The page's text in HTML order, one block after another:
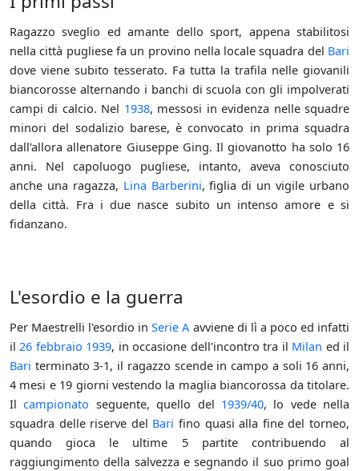
Ragazzo sveglio ed amante dello sport, appena stabilitosi
nella città pugliese fa un provino nella locale squadra del Bari
dove viene subito tesserato. Fa tutta la trafila nelle giovanili
biancorosse alternando i banchi di scuola con gli impolverati
campi di calcio. Nel 1938, messosi in evidenza nelle squadre
minori del sodalizio barese, è convocato in prima squadra
dall'allora allenatore Giuseppe Ging. Il giovanotto ha solo 16
anni. Nel capoluogo pugliese, intanto, aveva conosciuto
anche una ragazza, Lina Barberini, figlia di un vigile urbano
della città. Fra i due nasce subito un intenso amore e si
fidanzano.
L'esordio e la guerra
Per Maestrelli l'esordio inSerie A avviene di lì a poco ed infatti
il26 febbraio 1939, in occasione dell'incontro tra il Milan ed il
Bari terminato 3-1, il ragazzo scende in campo a soli 16 anni,
4 mesi e 19 giorni vestendo la maglia biancorossa da titolare.
Ilcampionato seguente, quello del 1939/40, lo vede nella
squadra delle riserve del Bari fino quasi alla fine del torneo,
quando gioca le ultime 5 partite contribuendo al
raggiungimento della salvezza e segnando il suo primo goal